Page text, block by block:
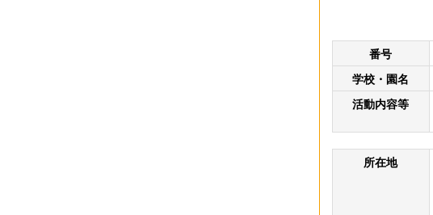
番号
学校・園名
活動内容等
所在地